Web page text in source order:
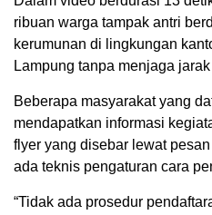
ribuan warga tampak antri
kerumunan di lingkungan
Lampung tanpa menjaga
Beberapa masyarakat yang
mendapatkan informasi
flyer yang disebar lewat
ada teknis pengaturan cara
“Tidak ada prosedur